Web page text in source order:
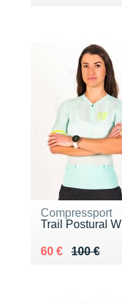
Compressport
Trail Postural W
100 €
Au lieu de 100 €
60 €
Vendu 60 €